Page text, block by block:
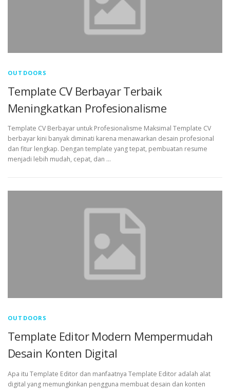
OUTDOORS
Template CV Berbayar Terbaik
Meningkatkan Profesionalisme
Template CV Berbayar untuk Profesionalisme Maksimal Template CV
berbayar kini banyak diminati karena menawarkan desain profesional
dan fitur lengkap. Dengan template yang tepat, pembuatan resume
menjadi lebih mudah, cepat, dan …
OUTDOORS
Template Editor Modern Mempermudah
Desain Konten Digital
Apa itu Template Editor dan manfaatnya Template Editor adalah alat
digital yang memungkinkan pengguna membuat desain dan konten